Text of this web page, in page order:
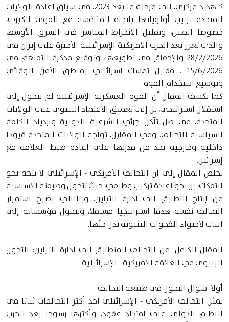
كتهديد مركزي، إلى مرحلة ما بعد 2023، في سياق إعادة الولايات
المتحدة ترتيب أولوياتها باتجاه المنافسة مع القوى الكبرى،
خصوصا الصين، وتقليل الانخراط المباشر في الشرق الأوسط،
والذي تعزز بعد الحرب الأمريكية الإسرائيلية الأخيرة على إيران في
28/2/2026 والإخفاق في تطويعها، وتوقيع مذكرة التفاهم في
15/6/2026 . مقابل تمسك إسرائيلي بمنطق الأمن الوقائي
وتوسيع استخدام القوة.
كما يكشف المقال أن القوة العسكرية الإسرائيلية لم تتحول إلى
استقلال استراتيجي، بل إلى تعميق الاعتماد البنيوي على الولايات
المتحدة، في ظل تآكل جزئي للشرعية الدولية وازدياد الكلفة
السياسية للتحالف. وفي المقابل، تواجه الولايات المتحدة قيودا
داخلية وخارجية تحد من قدرتها على إعادة ضبط العلاقة مع
إسرائيل.
يخلص المقال إلى أن التحالف الأمريكي - الإسرائيلي لا يتجه نحو
التفكك، بل نحو إعادة تركيب وظيفي، حيث تتحول وظيفته الأساسية
من إنتاج التطابق إلى إدارة التباين. وبالتالي، يصبح استمرار
التحالف نفسه هدفا استراتيجيا مستقلا، وتتحول مؤسساته إلى
آليات لاحتواء الفجوات البنيوية بدل حلّها.
المقال الكامل: من التحالف المتطابق إلى إدارة التباين: التحول
البنيوي في العلاقة الأمريكية - الإسرائيلية
أولا: سؤال التحول في طبيعة التحالف
يمثل التحالف الأمريكي - الإسرائيلي أحد أكثر التحالفات ثباتا في
النظام الدولي على امتداد عقود، وأكثرها رسوخا بعد الحرب